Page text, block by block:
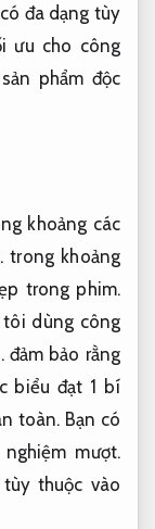
đa dạng tùy
ưu cho công
phẩm độc
khoảng các
trong khoảng
trong phim.
tôi dùng công
đảm bảo rằng
biểu đạt 1 bí
toàn. Bạn có
nghiệm mượt.
tùy thuộc vào